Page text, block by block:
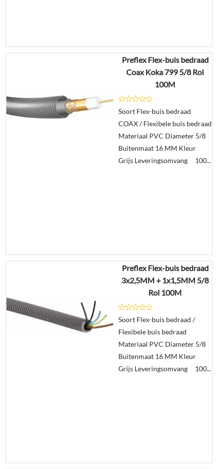
€280,16
€133,71
In
winkelmand
Preflex Flex-buis bedraad
Coax Koka 799 5/8 Rol
100M
Soort Flex-buis bedraad
COAX / Flexibele buis bedraad
Materiaal PVC Diameter 5/8
Buitenmaat 16 MM Kleur
Grijs Leveringsomvang 100...
€343,20
€140,00
In
winkelmand
Preflex Flex-buis bedraad
3x2,5MM + 1x1,5MM 5/8
Rol 100M
Soort Flex-buis bedraad /
Flexibele buis bedraad
Materiaal PVC Diameter 5/8
Buitenmaat 16 MM Kleur
Grijs Leveringsomvang 100...